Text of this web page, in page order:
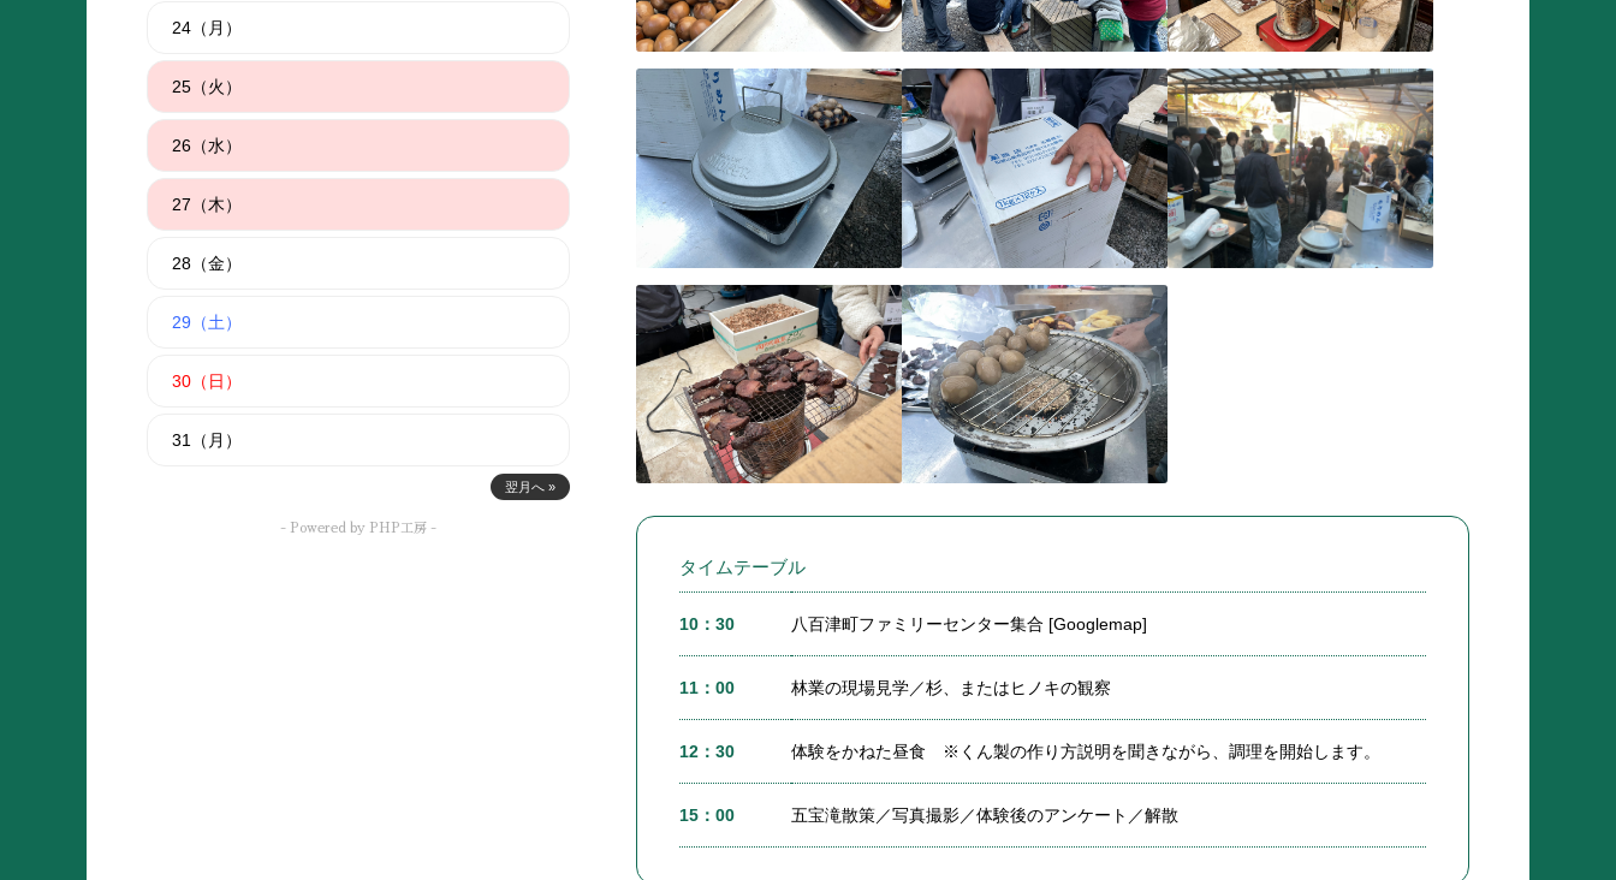
24（月）
25（火）
26（水）
27（木）
28（金）
29（土）
30（日）
31（月）
翌月へ »
- Powered by PHP工房 -
タイムテーブル
10：30 八百津町ファミリーセンター集合 [Googlemap]
11：00 林業の現場見学／杉、またはヒノキの観察
12：30 体験をかねた昼食 ※くん製の作り方説明を聞きながら、調理を開始します。
15：00 五宝滝散策／写真撮影／体験後のアンケート／解散